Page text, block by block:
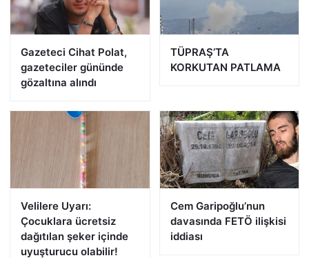
Gazeteci Cihat Polat,
gazeteciler gününde
gözaltına alındı
TÜPRAŞ’TA
KORKUTAN PATLAMA
Velilere Uyarı:
Çocuklara ücretsiz
dağıtılan şeker içinde
uyuşturucu olabilir!
Cem Garipoğlu’nun
davasında FETÖ ilişkisi
iddiası